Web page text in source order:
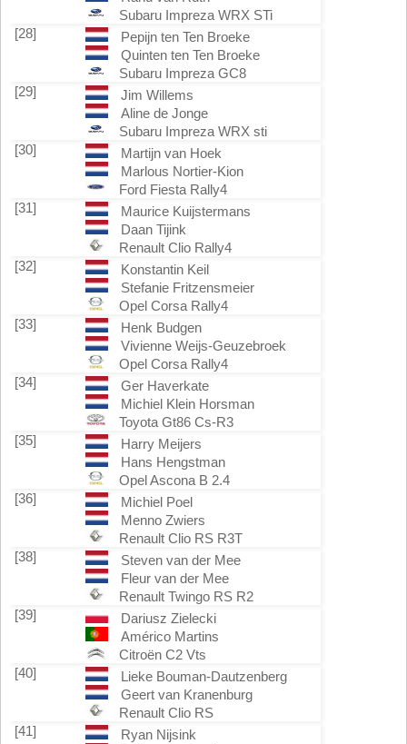
Subaru Impreza WRX STi
[28]
Pepijn ten Ten Broeke
Quinten ten Ten Broeke
Subaru Impreza GC8
[29]
Jim Willems
Aline de Jonge
Subaru Impreza WRX sti
[30]
Martijn van Hoek
Marlous Nortier-Kion
Ford Fiesta Rally4
[31]
Maurice Kuijstermans
Daan Tijink
Renault Clio Rally4
[32]
Konstantin Keil
Stefanie Fritzensmeier
Opel Corsa Rally4
[33]
Henk Budgen
Vivienne Weijs-Geuzebroek
Opel Corsa Rally4
[34]
Ger Haverkate
Michiel Klein Horsman
Toyota Gt86 Cs-R3
[35]
Harry Meijers
Hans Hengstman
Opel Ascona B 2.4
[36]
Michiel Poel
Menno Zwiers
Renault Clio RS R3T
[38]
Steven van der Mee
Fleur van der Mee
Renault Twingo RS R2
[39]
Dariusz Zielecki
Américo Martins
Citroën C2 Vts
[40]
Lieke Bouman-Dautzenberg
Geert van Kranenburg
Renault Clio RS
[41]
Ryan Nijsink